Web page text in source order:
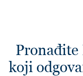
koji